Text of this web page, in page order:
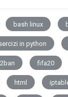
bash linux
in python
fifa20
html